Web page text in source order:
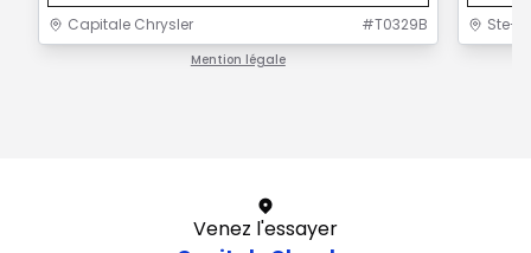
Capitale Chrysler #T0329B
Mention légale
Ste-
Venez l'essayer